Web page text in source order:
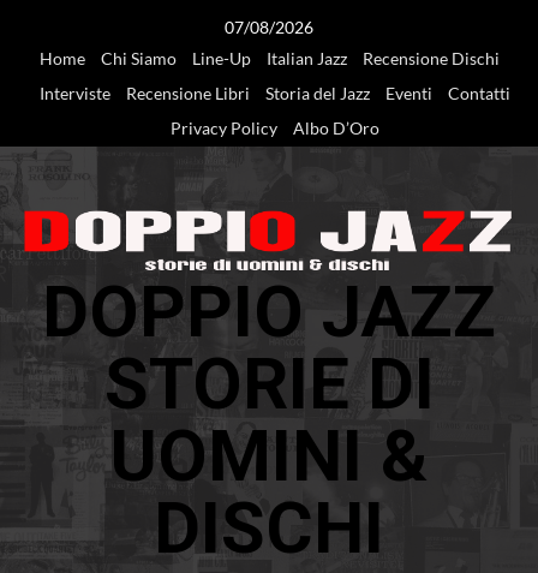
07/08/2026
Home
Chi Siamo Line-Up Italian Jazz
Recensione Dischi
Interviste
Recensione Libri Storia del Jazz Eventi
Contatti
Privacy Policy
Albo D’Oro
DOPPIO JAZZ
STORIE DI
UOMINI &
DISCHI